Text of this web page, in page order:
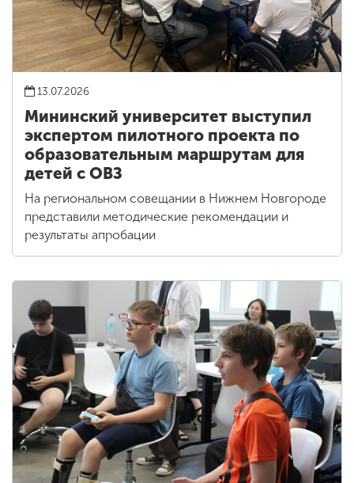
13.07.2026
Мининский университет выступил
экспертом пилотного проекта по
образовательным маршрутам для
детей с ОВЗ
На региональном совещании в Нижнем Новгороде
представили методические рекомендации и
результаты апробации